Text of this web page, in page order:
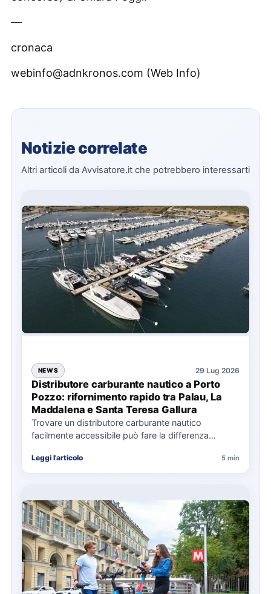
—
cronaca
webinfo@adnkronos.com (Web Info)
Notizie correlate
Altri articoli da Avvisatore.it che potrebbero interessarti
NEWS 29 Lug 2026
Distributore carburante nautico a Porto
Pozzo: rifornimento rapido tra Palau, La
Maddalena e Santa Teresa Gallura
Trovare un distributore carburante nautico
facilmente accessibile può fare la differenza
soprattutto…
Leggi l'articolo 5 min